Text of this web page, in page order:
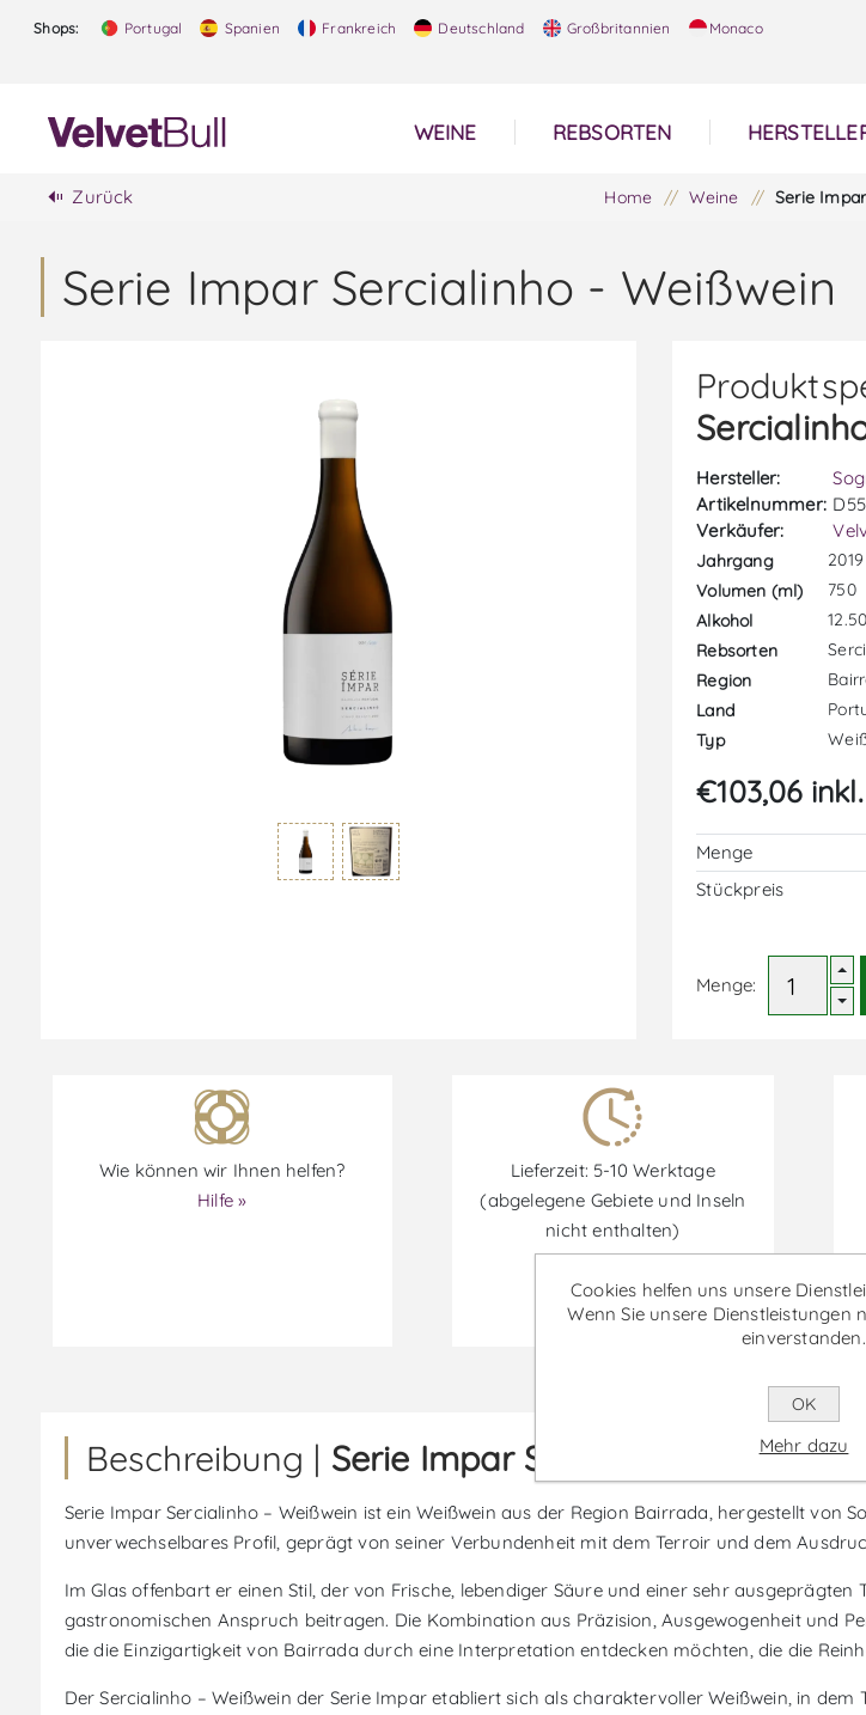
Shops: Portugal Spanien Frankreich Deutschland Großbritannien Monaco
WEINE REBSORTEN
Zurück Home / Weine / Serie
Serie Impar Sercialinho - Weißwein
Hersteller:
Artikelnummer:
Verkäufer:
Jahrgang
2019
Volumen (ml)
750
Alkohol
12.50
Rebsorten
Region
Land
Typ
€103,06
Menge
Stückpreis
Menge:
Wie können wir Ihnen helfen?
Hilfe »
Lieferzeit: 5-10 Werktage
(abgelegene Gebiete und Inseln
nicht enthalten)
Beschreibung | Serie Impar Sercialinho - Weißwein
Serie Impar Sercialinho – Weißwein ist ein Weißwein aus der Region Bairrada, hergestellt von
unverwechselbares Profil, geprägt von seiner Verbundenheit mit dem Terroir und dem
Im Glas offenbart er einen Stil, der von Frische, lebendiger Säure und einer sehr
gastronomischen Anspruch beitragen. Die Kombination aus Präzision, Ausgewogenheit und
die die Einzigartigkeit von Bairrada durch eine Interpretation entdecken möchten, die die
Der Sercialinho – Weißwein der Serie Impar etabliert sich als charaktervoller Weißwein, in
Cookies helfen uns unsere
Wenn Sie unsere Dienstleistungen
einverstanden.
OK
Mehr dazu